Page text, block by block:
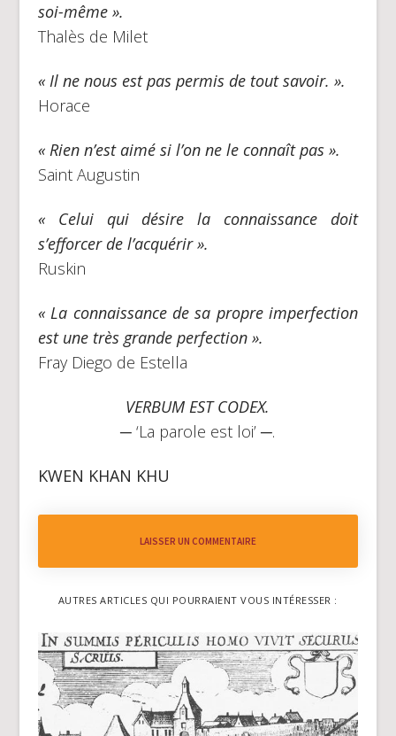
soi-même ».
Thalès de Milet
« Il ne nous est pas permis de tout savoir. ».
Horace
« Rien n’est aimé si l’on ne le connaît pas ».
Saint Augustin
« Celui qui désire la connaissance doit
s’efforcer de l’acquérir ».
Ruskin
« La connaissance de sa propre imperfection
est une très grande perfection ».
Fray Diego de Estella
VERBUM EST CODEX.
─ ‘La parole est loi’ ─.
KWEN KHAN KHU
LAISSER UN COMMENTAIRE
AUTRES ARTICLES QUI POURRAIENT VOUS INTÉRESSER :